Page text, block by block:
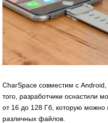
CharSpace совместим с
того, разработчики оснастили
от 16 до 128 Гб, которую можно
различных файлов.